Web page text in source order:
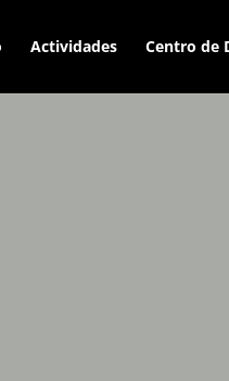
Actividades Centro de